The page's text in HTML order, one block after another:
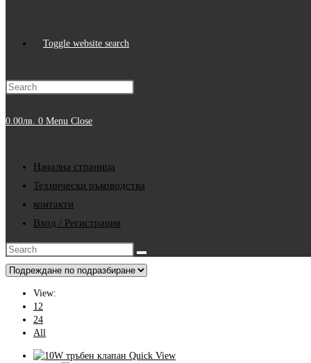
Toggle website search
0.00лв. 0 Menu Close
Начална страница
Технически ръководства
контакти
Вход / Регистрация
View:
12
24
All
Quick View